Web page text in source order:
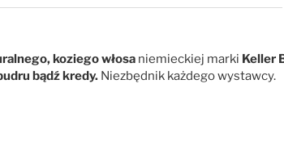
koziego włosa niemieckiej marki Keller
bądź kredy. Niezbędnik każdego wystawcy.